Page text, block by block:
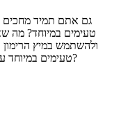
גם אתם תמיד מחכים
טעימים במיוחד? מה
טעימים במיוחד עם מיץ רימונים סחוט טבעי. איזה הכי אהבתם?